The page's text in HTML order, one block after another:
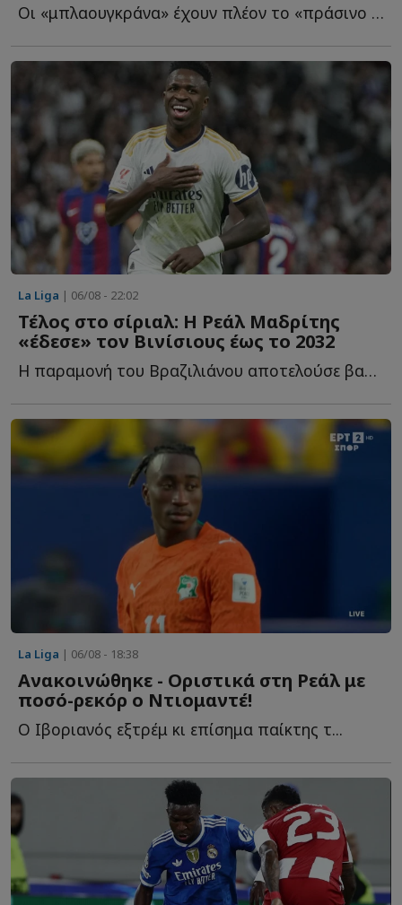
Οι «μπλαουγκράνα» έχουν πλέον το «πράσινο φως» από τ...
La Liga | 06/08 - 22:02
Τέλος στο σίριαλ: Η Ρεάλ Μαδρίτης
«έδεσε» τον Βινίσιους έως το 2032
Η παραμονή του Βραζιλιάνου αποτελούσε βασική προτεραιότητα γ...
La Liga | 06/08 - 18:38
Ανακοινώθηκε - Οριστικά στη Ρεάλ με
ποσό-ρεκόρ ο Ντιομαντέ!
Ο Ιβοριανός εξτρέμ κι επίσημα παίκτης τ...